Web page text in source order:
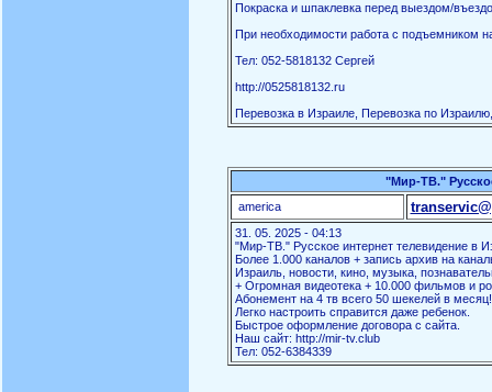
Покраска и шпаклевка перед выездом/
При необходимости работа с подъемником
Тел: 052-5818132 Сергей
http://0525818132.ru
Перевозка в Израиле, Перевозка по
"Мир-ТВ."
america
31. 05. 2025 - 04:13
"Мир-ТВ." Русское интернет телевидение в
Более 1.000 каналов + запись архив на
Израиль, новости, кино, музыка,
+ Огромная видеотека + 10.000 фильмов и
Абонемент на 4 тв всего 50 шекелей в месяц!
Легко настроить справится даже ребенок.
Быстрое оформление договора с сайта.
Наш сайт: http://mir-tv.club
Тел: 052-6384339